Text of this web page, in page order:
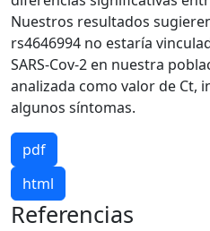
Nuestros resultados
rs4646994 no estaría
SARS-Cov-2 en nuestra
analizada como valor de Ct,
algunos síntomas.
pdf
html
Referencias